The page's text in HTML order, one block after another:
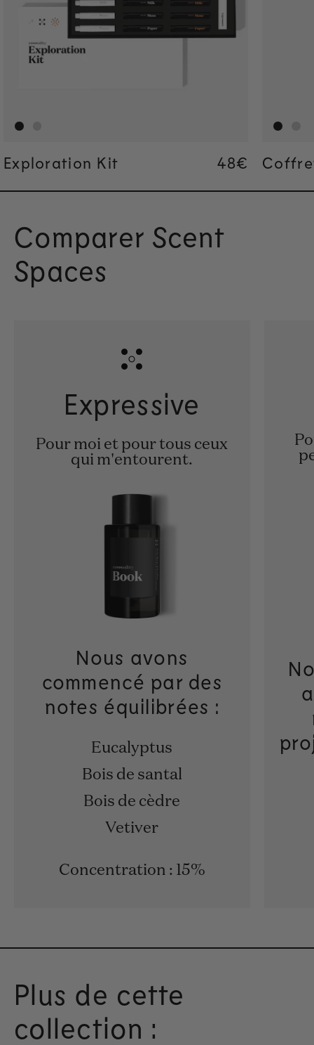
Exploration Kit Regular
48€
Regular
48€
Comparer Scent
Spaces
Expressive
Pour moi et pour tous ceux
qui m'entourent.
Nous avons
commencé par des
notes équilibrées :
Eucalyptus
Bois de santal
Bois de cèdre
Vetiver
Concentration : 15%
Plus de cette
collection :